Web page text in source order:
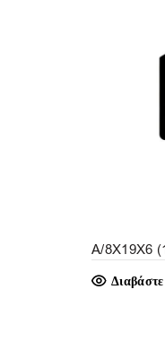
A/8X19X6